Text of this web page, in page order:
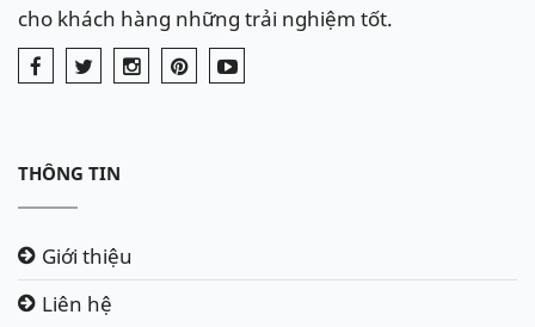
cho khách hàng những trải nghiệm tốt.
THÔNG TIN
Giới thiệu
Liên hệ